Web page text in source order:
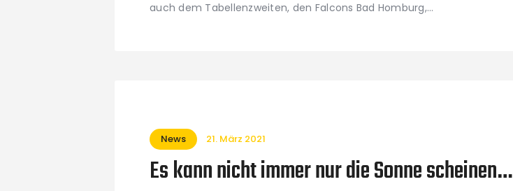
auch dem Tabellenzweiten, den Falcons Bad Homburg,…
News 21. März 2021
Es kann nicht immer nur die Sonne scheinen…